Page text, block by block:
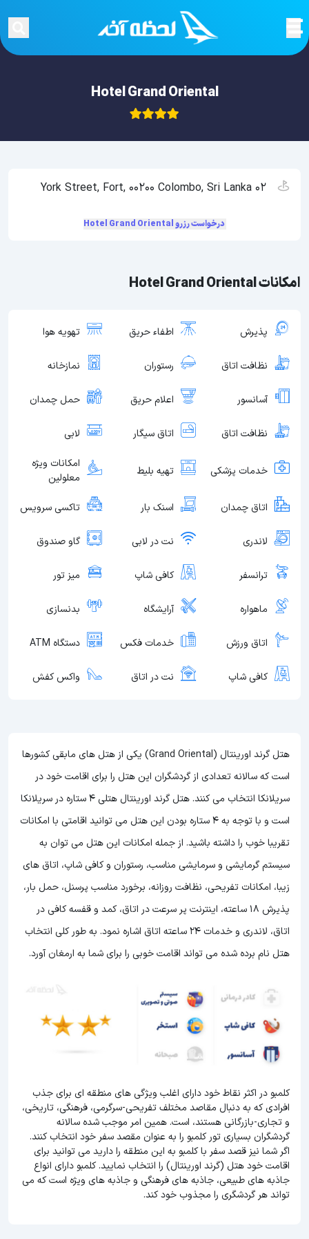
Hotel Grand Oriental
امکانات Hotel Grand Oriental
پذیرش اطفاء حریق تهویه هوا
نظافت اتاق رستوران نمازخانه
آسانسور اعلام حریق حمل چمدان
نظافت اتاق اتاق سیگار لابی
خدمات پزشکی تهیه بلیط
امکانات ویژه
معلولین
اتاق چمدان اسنک بار تاکسی سرویس
لاندری نت در لابی گاو صندوق
ترانسفر کافی شاپ میز تور
ماهواره آرایشگاه بدنسازی
اتاق ورزش خدمات فکس دستگاه ATM
کافی شاپ نت در اتاق واکس کفش
هتل گرند اورینتال (Grand Oriental) یکی از هتل های مابقی کشورها
است که سالانه تعدادی از گردشگران این هتل را برای اقامت خود در
سریلانکا انتخاب می کنند. هتل گرند اورینتال هتلی 4 ستاره در سریلانکا
است و با توجه به 4 ستاره بودن این هتل
می توانید اقامتی با امکانات
تقریبا خوب را داشته باشید. از جمله امکانات این هتل می توان به
سیستم گرمایشی و سرمایشی مناسب، رستوران و کافی شاپ، اتاق های
زیبا، امکانات تفریحی، نظافت روزانه، برخورد مناسب پرسنل، حمل بار،
پذیرش 18 ساعته، اینترنت پر سرعت در اتاق، کمد و قفسه کافی در
اتاق، لاندری و خدمات 24 ساعته اتاق اشاره نمود. به طور کلی انتخاب
هتل نام برده شده می تواند اقامت خوبی را برای شما به ارمغان آورد.
کلمبو در اکثر نقاط خود دارای اغلب ویژگی های منطقه ای برای جذب
افرادی که به دنبال مقاصد مختلف تفریحی-سرگرمی، فرهنگی، تاریخی،
و تجاری-بازرگانی هستند، است. همین امر موجب شده سالانه
گردشگران بسیاری تور کلمبو را به عنوان مقصد سفر خود انتخاب کنند.
اگر شما نیز قصد سفر با کلمبو به این منطقه را دارید می توانید برای
اقامت خود هتل (گرند اورینتال) را انتخاب نمایید. کلمبو دارای انواع
جاذبه های طبیعی، جاذبه های فرهنگی و جاذبه های ویژه است که می
تواند هر گردشگری را مجذوب خود کند.
02 York Street, Fort, 00200 Colombo, Sri Lanka
درخواست رزرو Hotel Grand Oriental